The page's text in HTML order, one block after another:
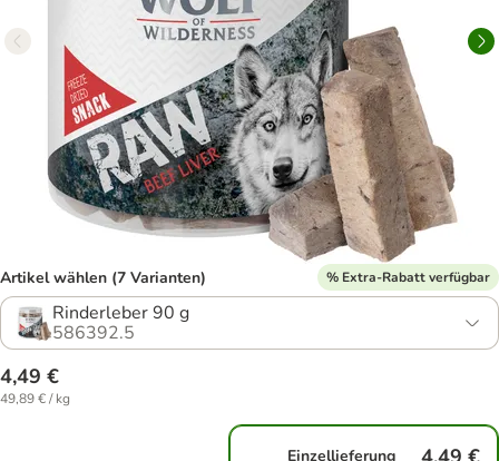
Artikel wählen (7 Varianten) % Extra-Rabatt verfügbar
Rinderleber 90 g
586392.5
4,49 €
49,89 € / kg
Einzellieferung